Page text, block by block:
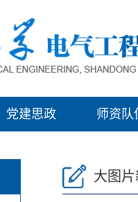
党建思政 师资队
大图片